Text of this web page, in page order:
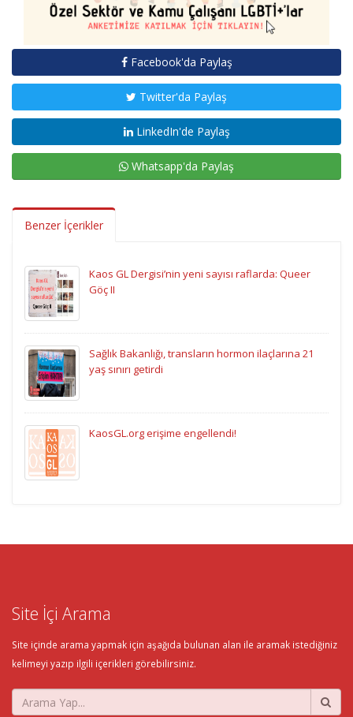
Facebook'da Paylaş
Twitter'da Paylaş
LinkedIn'de Paylaş
Whatsapp'da Paylaş
Benzer İçerikler
Kaos GL Dergisi’nin yeni sayısı raflarda: Queer
Göç II
Sağlık Bakanlığı, transların hormon ilaçlarına 21
yaş sınırı getirdi
KaosGL.org erişime engellendi!
Site İçi Arama
Site içinde arama yapmak için aşağıda bulunan alan ile aramak istediğiniz
kelimeyi yazıp ilgili içerikleri görebilirsiniz.